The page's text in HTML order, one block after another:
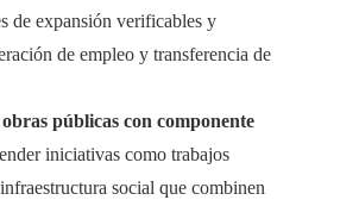
de expansión verificables y
de empleo y transferencia de
públicas con componente
iniciativas como trabajos
social que combinen